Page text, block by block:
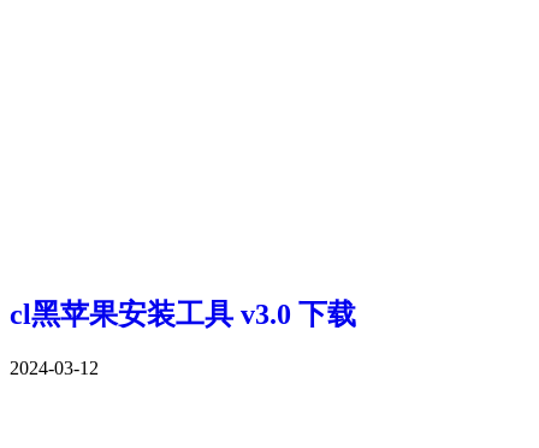
cl黑苹果安装工具 v3.0 下载
2024-03-12